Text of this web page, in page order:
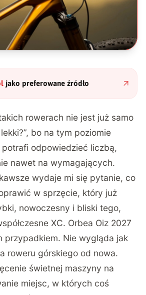
jako preferowane źródło
rowerach nie jest już samo
bo na tym poziomie
odpowiedzieć liczbą,
nawet na wymagających.
wydaje mi się pytanie, co
w sprzęcie, który już
nowoczesny i bliski tego,
XC. Orbea Oiz 2027
przypadkiem. Nie wygląda jak
roweru górskiego od nowa.
świetnej maszyny na
miejsc, w których coś